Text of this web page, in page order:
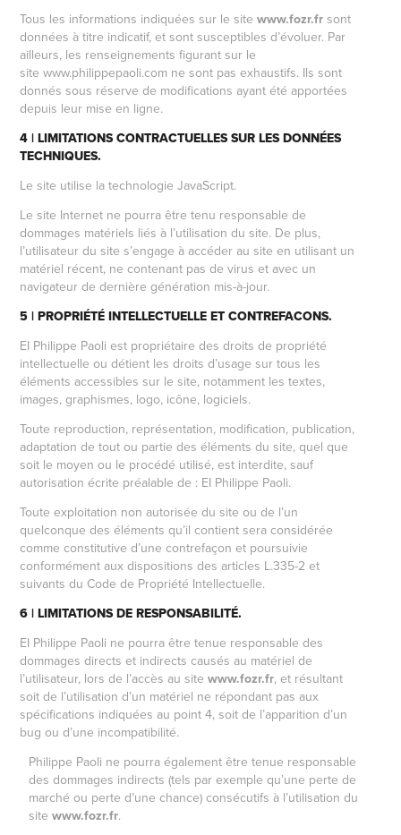
Tous les informations indiquées sur le sitewww.fozr.fr sont
données à titre indicatif, et sont susceptibles d’évoluer. Par
ailleurs, les renseignements figurant sur le
site www.philippepaoli.com ne sont pas exhaustifs. Ils sont
donnés sous réserve de modifications ayant été apportées
depuis leur mise en ligne.
4 | LIMITATIONS CONTRACTUELLES SUR LES DONNÉES
TECHNIQUES.
Le site utilise la technologie JavaScript.
Le site Internet ne pourra être tenu responsable de
dommages matériels liés à l’utilisation du site. De plus,
l’utilisateur du site s’engage à accéder au site en utilisant un
matériel récent, ne contenant pas de virus et avec un
navigateur de dernière génération mis-à-jour.
5 | PROPRIÉTÉ INTELLECTUELLE ET CONTREFACONS.
EI Philippe Paoli est propriétaire des droits de propriété
intellectuelle ou détient les droits d’usage sur tous les
éléments accessibles sur le site, notamment les textes,
images, graphismes, logo, icône, logiciels.
Toute reproduction, représentation, modification, publication,
adaptation de tout ou partie des éléments du site, quel que
soit le moyen ou le procédé utilisé, est interdite, sauf
autorisation écrite préalable de : EI Philippe Paoli.
Toute exploitation non autorisée du site ou de l’un
quelconque des éléments qu’il contient sera considérée
comme constitutive d’une contrefaçon et poursuivie
conformément aux dispositions des articles L.335-2 et
suivants du Code de Propriété Intellectuelle.
6 | LIMITATIONS DE RESPONSABILITÉ.
EI Philippe Paoli ne pourra être tenue responsable des
dommages directs et indirects causés au matériel de
l’utilisateur, lors de l’accès au sitewww.fozr.fr, et résultant
soit de l’utilisation d’un matériel ne répondant pas aux
spécifications indiquées au point 4, soit de l’apparition d’un
bug ou d’une incompatibilité.
Philippe Paoli ne pourra également être tenue responsable
des dommages indirects (tels par exemple qu’une perte de
marché ou perte d’une chance) consécutifs à l’utilisation du
sitewww.fozr.fr.